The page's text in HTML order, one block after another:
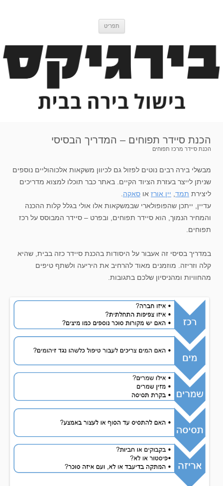
תפריט
הכנת סיידר תפוחים – המדריך הבסיסי
הכנת סיידר מרכז תפוחים
מבשלי בירה רבים נוטים לפזול גם לכיוון משקאות אלכוהוליים נוספים
שניתן לייצר בעזרת הציוד הקיים. באתר כבר תוכלו למצוא מדריכים
ליצירת תמד יין אורז או סאקה
עדיין, ייתכן שהפופולארי שבמשקאות אלו אולי בגלל קלות ההכנה
והמחיר הנמוך, הוא סיידר תפוחים, ובפרט – סיידר המבוסס על רכז
תפוחים.
במדריך בסיסי זה אעבור על היסודות בהכנת סיידר כזה בבית, שהיא
קלה וזריזה. מוזמנים מאוד להרחיב את היריעה ולשתף טיפים
מהחוויות ומהניסיון שלכם בתגובות.